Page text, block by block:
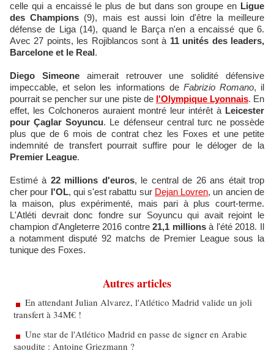
celle qui a encaissé le plus de but dans son groupe en Ligue
des Champions (9), mais est aussi loin d'être la meilleure
défense de Liga (14), quand le Barça n'en a encaissé que 6.
Avec 27 points, les Rojiblancos sont à 11 unités des leaders,
Barcelone et le Real.
Diego Simeoneaimerait retrouver une solidité défensive
impeccable, et selon les informations de Fabrizio Romano, il
pourrait se pencher sur une piste de l'Olympique Lyonnais. En
effet, les Colchoneros auraient montré leur intérêt à Leicester
pour Çaglar Soyuncu. Le défenseur central turc ne possède
plus que de 6 mois de contrat chez les Foxes et une petite
indemnité de transfert pourrait suffire pour le déloger de la
Premier League.
Estimé à 22 millions d'euros, le central de 26 ans était trop
cher pour l'OL, qui s'est rabattu sur Dejan Lovren, un ancien de
la maison, plus expérimenté, mais pari à plus court-terme.
L'Atléti devrait donc fondre sur Soyuncu qui avait rejoint le
champion d'Angleterre 2016 contre21,1 millionsà l'été 2018. Il
a notamment disputé 92 matchs de Premier League sous la
tunique des Foxes.
Autres articles
En attendant Julian Alvarez, l'Atlético Madrid valide un joli
transfert à 34M€ !
Une star de l'Atlético Madrid en passe de signer en Arabie
saoudite : Antoine Griezmann ?